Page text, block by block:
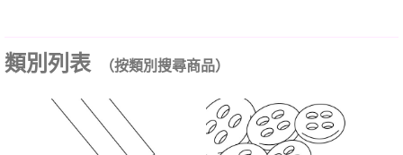
類別列表 （按類別搜尋商品）